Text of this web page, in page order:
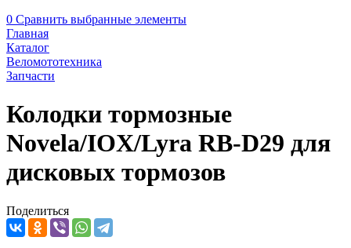
0 Сравнить выбранные элементы
Главная
Каталог
Веломототехника
Запчасти
Колодки тормозные
Novela/IOX/Lyra RB-D29 для
дисковых тормозов
Поделиться